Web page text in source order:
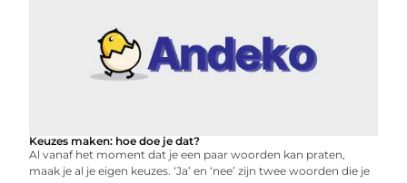
Keuzes maken: hoe doe je dat?
Al vanaf het moment dat je een paar woorden kan praten,
maak je al je eigen keuzes. ‘Ja’ en ‘nee’ zijn twee woorden die je